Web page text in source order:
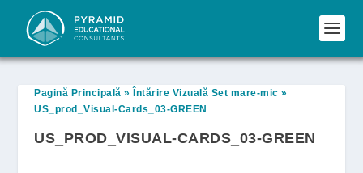
Pagină Principală » Întărire Vizuală Set mare-mic »
US_prod_Visual-Cards_03-GREEN
US_PROD_VISUAL-CARDS_03-GREEN